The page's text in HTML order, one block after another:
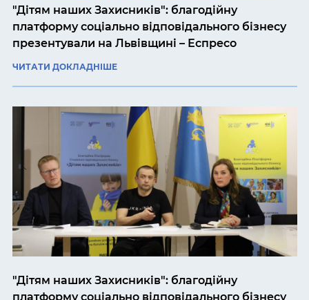
"Дітям наших Захисників": благодійну
платформу соціально відповідального бізнесу
презентували на Львівщині – Еспресо
ЧИТАТИ ДОКЛАДНІШЕ
"Дітям наших Захисників": благодійну
платформу соціально відповідального бізнесу